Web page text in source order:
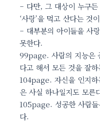
– 다만, 그 대상이 누구든
‘사랑’을 먹고 산다는 것
– 대부분의 아이들을 사
못한다.
99page. 사람의 지능은
다고 해서 모든 것을 잘
104page. 자신을 인지하
은 사실 하나일지도 모른
105page. 성공한 사람들
다.